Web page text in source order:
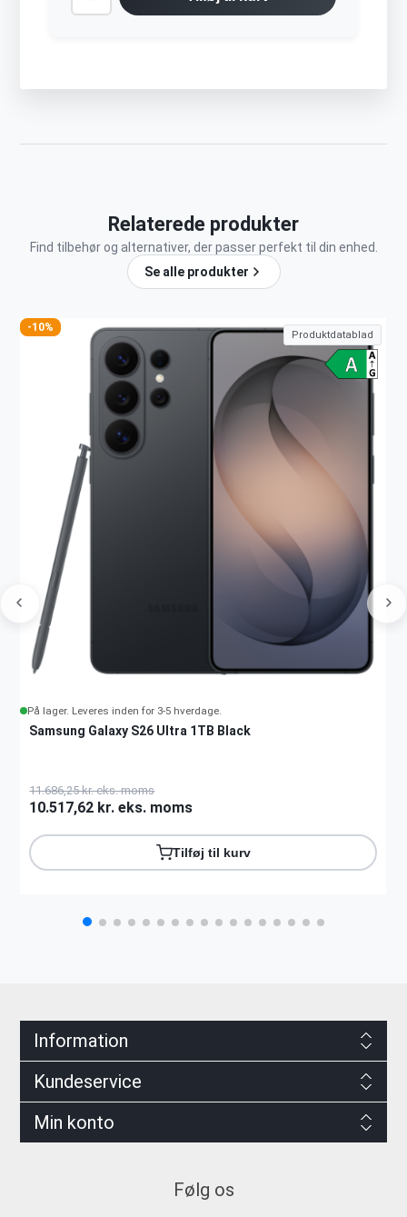
Relaterede produkter
Find tilbehør og alternativer, der passer perfekt til din enhed.
Se alle produkter
-10%
På lager. Leveres inden for 3-5 hverdage.
Samsung Galaxy S26 Ultra 1TB Black
Produktdatablad
11.686,25 kr. eks. moms
10.517,62 kr. eks. moms
Tilføj til kurv
Information
Kundeservice
Min konto
Følg os